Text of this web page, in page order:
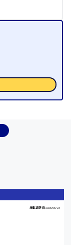
掲載更新日 2026/06/23